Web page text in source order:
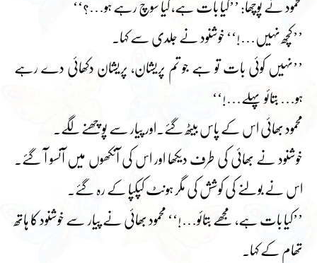
محمود نے پوچھا: ’’کیا بات ہے، کیا سوچ رہے ہو…؟‘‘
’’کچھ نہیں…!‘‘ خوشنود نے جلدی سے کہا۔
’’نہیں کوئی بات تو ہے جو تم پریشان، پریشان دکھائی دے رہے
ہو… بتائو پہلے…!‘‘
محمود بھائی اس کے پاس بیٹھ گئے۔اور پیار سے پوچھنے لگے۔
خوشنود نے بھائی کی طرف دیکھا اور اس کی آنکھوں میں آنسو آ گئے۔
اس نے بولنے کی کوشش کی مگر ہونٹ کپکپا کے رہ گئے۔
’’کیا بات ہے، مجھے بتائو…!‘‘ محمود بھائی نے پیار سے خوشنود کا ہاتھ
تھام کے کہا۔